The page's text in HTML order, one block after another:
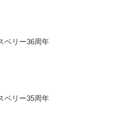
ベリー36周年
ベリー35周年